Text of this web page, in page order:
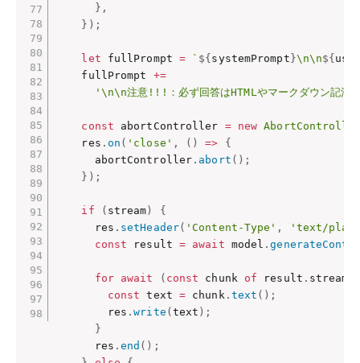
} ,
} ) ;
let fullPrompt = ` ${ systemPrompt }\n\n${
    fullPrompt
+=
'\n\n注意!!!：必ず回答はHTMLやマークダウン記法
const abortController = new
    res
. on ( 'close' , ( ) =>
{
      abortController
. abort ( ) ;
} ) ;
if ( stream )
{
      res
. setHeader( 'Content-Type' ,
'text/
const result = await model .
for await ( const chunk of result . stream
const text = chunk . text ( ) ;
        res
.write ( text ) ;
}
      res
.end ( ) ;